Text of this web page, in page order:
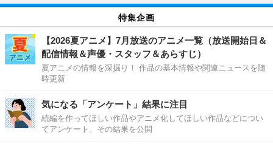
特集企画
【2026夏アニメ】7月放送のアニメ一覧（放送開始日＆
配信情報＆声優・スタッフ＆あらすじ）
夏アニメの情報を深掘り！ 作品の基本情報や関連ニュースを随
時更新
気になる「アンケート」結果に注目
続編を作ってほしい作品やアニメ化してほしい作品などについ
てアンケート、その結果を公開